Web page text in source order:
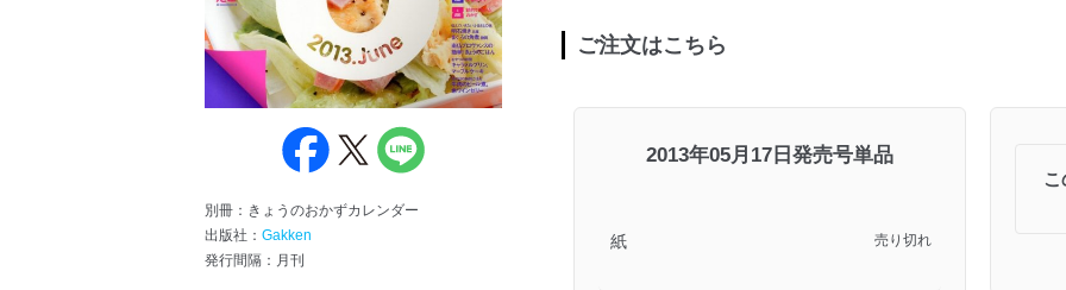
別冊：きょうのおかずカレンダー
出版社： Gakken
発行間隔：月刊
ご注文はこちら
2013年05月17日発売号単品
紙 売り切れ
こ